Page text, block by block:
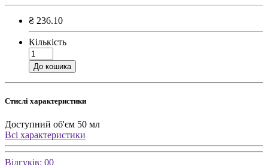
₴ 236.10
Кількість
До кошика
Стислі характеристики
Доступний об'єм 50 мл
Всі характеристики
Відгуків: 00